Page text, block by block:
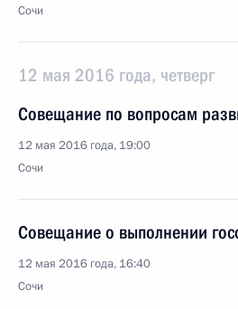
Сочи
12 мая 2016 года, четверг
Совещание по вопросам
12 мая 2016 года, 19:00
Сочи
Совещание о выполнении
12 мая 2016 года, 16:40
Сочи